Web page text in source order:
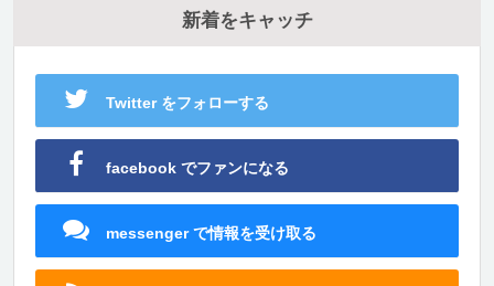
新着をキャッチ
Twitter をフォローする
facebook でファンになる
messenger で情報を受け取る